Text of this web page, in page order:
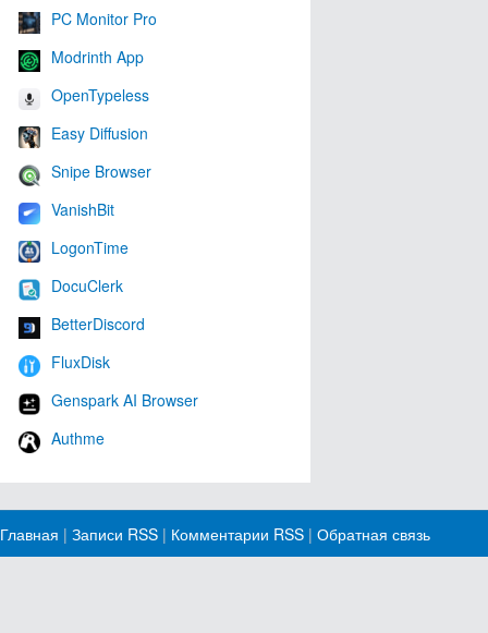
PC Monitor Pro
Modrinth App
OpenTypeless
Easy Diffusion
Snipe Browser
VanishBit
LogonTime
DocuClerk
BetterDiscord
FluxDisk
Genspark AI Browser
Authme
Главная | Записи RSS | Комментарии RSS | Обратная связь